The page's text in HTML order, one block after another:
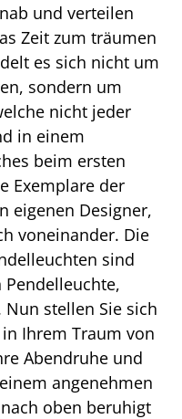
und verteilen
Zeit zum träumen
es sich nicht um
sondern um
nicht jeder
in einem
beim ersten
Exemplare der
eigenen Designer,
voneinander. Die
sind
stellen Sie sich
Ihrem Traum von
Abendruhe und
angenehmen
oben beruhigt